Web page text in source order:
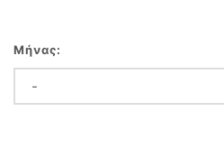
Μήνας: